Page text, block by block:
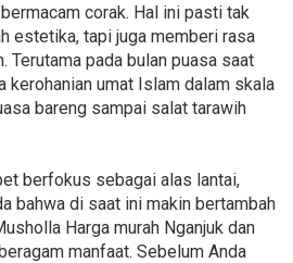
corak. Hal ini pasti tak
estetika, tapi juga memberi rasa
Terutama pada bulan puasa saat
kerohanian umat Islam dalam skala
bareng sampai salat tarawih
berfokus sebagai alas lantai,
bahwa di saat ini makin bertambah
Harga murah Nganjuk dan
manfaat. Sebelum Anda